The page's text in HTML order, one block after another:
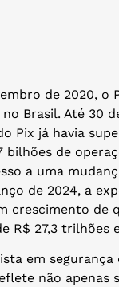
de 2020,
Brasil. Até 30
Pix já havia
de
a uma
de 2024, a
crescimento
R$ 27,3 trilhões
em
não apenas